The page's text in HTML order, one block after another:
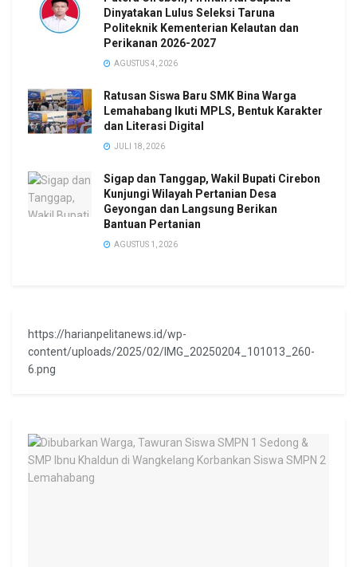
Dinyatakan Lulus Seleksi Taruna
Politeknik Kementerian Kelautan dan
Perikanan 2026-2027
AGUSTUS 4, 2026
Ratusan Siswa Baru SMK Bina Warga
Lemahabang Ikuti MPLS, Bentuk Karakter
dan Literasi Digital
JULI 18, 2026
Sigap dan Tanggap, Wakil Bupati Cirebon
Kunjungi Wilayah Pertanian Desa
Geyongan dan Langsung Berikan
Bantuan Pertanian
AGUSTUS 1, 2026
https://harianpelitanews.id/wp-
content/uploads/2025/02/IMG_20250204_101013_260-
6.png